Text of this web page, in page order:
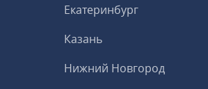
Екатеринбург
Казань
Нижний Новгород